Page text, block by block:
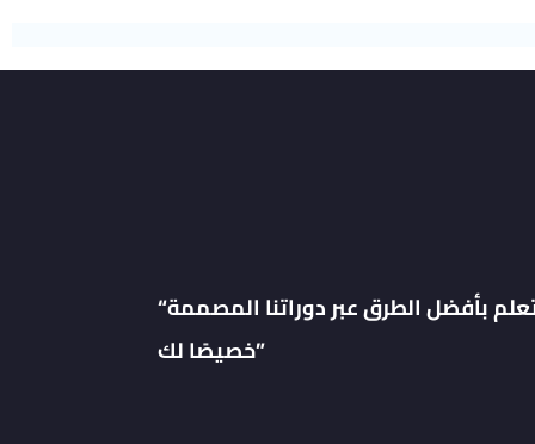
“تعلم بأفضل الطرق عبر دوراتنا المصممة
خصيصًا لك”